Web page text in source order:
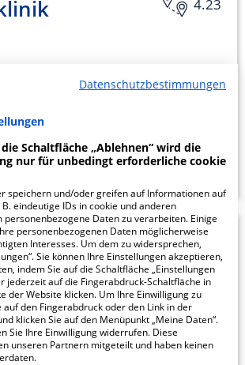
4.23
ZUM PROFIL
4.47
BULT
12
Datenschutzbestimmungen
Schaltfläche „Ablehnen“ wird die
nur für unbedingt erforderliche cookie
speichern und/oder greifen auf Informationen auf
eindeutige IDs in cookie und anderen
personenbezogene Daten zu verarbeiten. Einige
personenbezogenen Daten möglicherweise
Interesses. Um dem zu widersprechen,
Sie können Ihre Einstellungen akzeptieren,
indem Sie auf die Schaltfläche „Einstellungen
jederzeit auf die Fingerabdruck-Schaltfläche in
der Website klicken. Um Ihre Einwilligung zu
den Fingerabdruck oder den Link in der
klicken Sie auf den Menüpunkt „Meine Daten“.
Sie Ihre Einwilligung widerrufen. Diese
unseren Partnern mitgeteilt und haben keinen